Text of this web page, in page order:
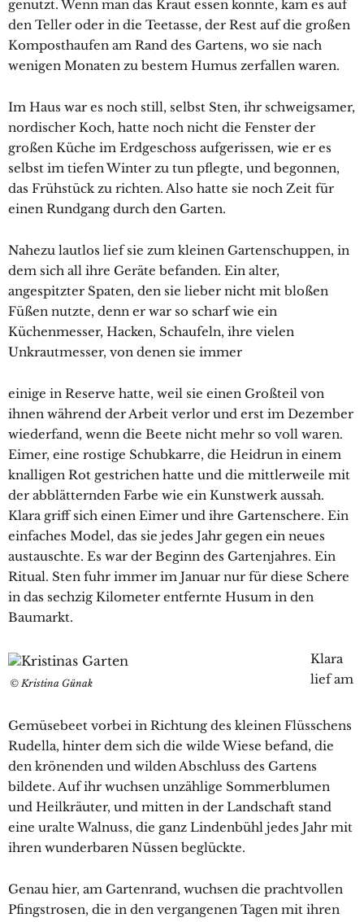
genutzt. Wenn man das Kraut essen konnte, kam es auf
den Teller oder in die Teetasse, der Rest auf die großen
Komposthaufen am Rand des Gartens, wo sie nach
wenigen Monaten zu bestem Humus zerfallen waren.
Im Haus war es noch still, selbst Sten, ihr schweigsamer,
nordischer Koch, hatte noch nicht die Fenster der
großen Küche im Erdgeschoss aufgerissen, wie er es
selbst im tiefen Winter zu tun pflegte, und begonnen,
das Frühstück zu richten. Also hatte sie noch Zeit für
einen Rundgang durch den Garten.
Nahezu lautlos lief sie zum kleinen Gartenschuppen, in
dem sich all ihre Geräte befanden. Ein alter,
angespitzter Spaten, den sie lieber nicht mit bloßen
Füßen nutzte, denn er war so scharf wie ein
Küchenmesser, Hacken, Schaufeln, ihre vielen
Unkrautmesser, von denen sie immer
einige in Reserve hatte, weil sie einen Großteil von
ihnen während der Arbeit verlor und erst im Dezember
wiederfand, wenn die Beete nicht mehr so voll waren.
Eimer, eine rostige Schubkarre, die Heidrun in einem
knalligen Rot gestrichen hatte und die mittlerweile mit
der abblätternden Farbe wie ein Kunstwerk aussah.
Klara griff sich einen Eimer und ihre Gartenschere. Ein
einfaches Model, das sie jedes Jahr gegen ein neues
austauschte. Es war der Beginn des Gartenjahres. Ein
Ritual. Sten fuhr immer im Januar nur für diese Schere
in das sechzig Kilometer entfernte Husum in den
Baumarkt.
© Kristina Günak
Klara
lief am
Gemüsebeet vorbei in Richtung des kleinen Flüsschens
Rudella, hinter dem sich die wilde Wiese befand, die
den krönenden und wilden Abschluss des Gartens
bildete. Auf ihr wuchsen unzählige Sommerblumen
und Heilkräuter, und mitten in der Landschaft stand
eine uralte Walnuss, die ganz Lindenbühl jedes Jahr mit
ihren wunderbaren Nüssen beglückte.
Genau hier, am Gartenrand, wuchsen die prachtvollen
Pfingstrosen, die in den vergangenen Tagen mit ihren